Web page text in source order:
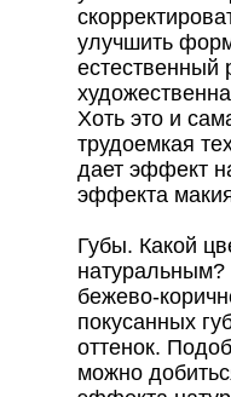
улучшить
естественный
Хоть это и
трудоемкая
дает эффект
эффекта
Губы. Какой
бежево-
покусанных
оттенок.
можно